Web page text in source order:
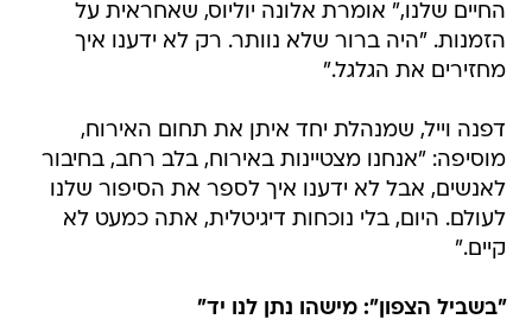
החיים שלנו," אומרת אלונה יוליוס, שאחראית על
הזמנות. "היה ברור שלא נוותר. רק לא ידענו איך
מחזירים את הגלגל."
דפנה וייל, שמנהלת יחד איתן את תחום האירוח,
מוסיפה: "אנחנו מצטיינות באירוח, בלב רחב, בחיבור
לאנשים, אבל לא ידענו איך לספר את הסיפור שלנו
לעולם. היום, בלי נוכחות דיגיטלית, אתה כמעט לא
קיים."
"בשביל הצפון": מישהו נתן לנו יד"